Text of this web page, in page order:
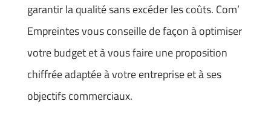
garantir la qualité sans excéder les coûts. Com’
Empreintes vous conseille de façon à optimiser
votre budget et à vous faire une proposition
chiffrée adaptée à votre entreprise et à ses
objectifs commerciaux.